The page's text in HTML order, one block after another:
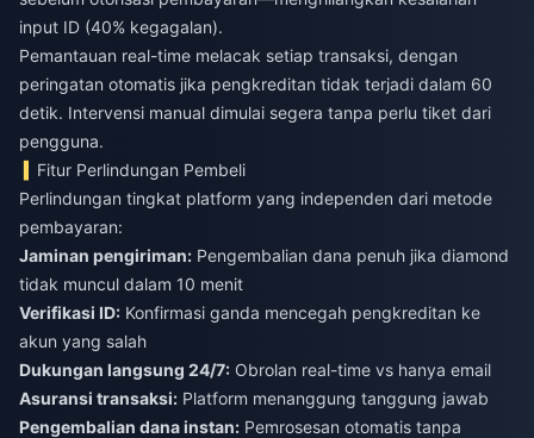
input ID (40% kegagalan).
Pemantauan real-time melacak setiap transaksi, dengan
peringatan otomatis jika pengkreditan tidak terjadi dalam 60
detik. Intervensi manual dimulai segera tanpa perlu tiket dari
pengguna.
Fitur Perlindungan Pembeli
Perlindungan tingkat platform yang independen dari metode
pembayaran:
Jaminan pengiriman: Pengembalian dana penuh jika diamond
tidak muncul dalam 10 menit
Verifikasi ID: Konfirmasi ganda mencegah pengkreditan ke
akun yang salah
Dukungan langsung 24/7: Obrolan real-time vs hanya email
Asuransi transaksi: Platform menanggung tanggung jawab
Pengembalian dana instan: Pemrosesan otomatis tanpa